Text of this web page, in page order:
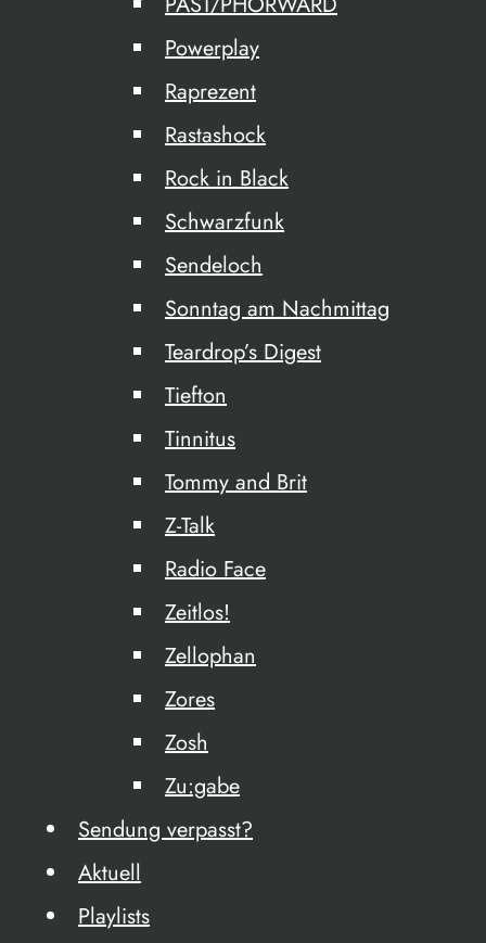
Powerplay
Raprezent
Rastashock
Rock in Black
Schwarzfunk
Sendeloch
Sonntag am Nachmittag
Teardrop’s Digest
Tiefton
Tinnitus
Tommy and Brit
Z-Talk
Radio Face
Zeitlos!
Zellophan
Zores
Zosh
Zu:gabe
Sendung verpasst?
Aktuell
Playlists